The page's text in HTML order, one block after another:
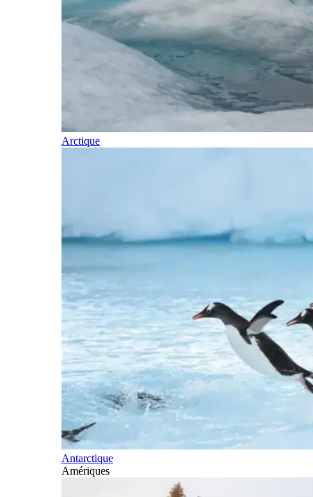
Arctique
Antarctique
Amériques